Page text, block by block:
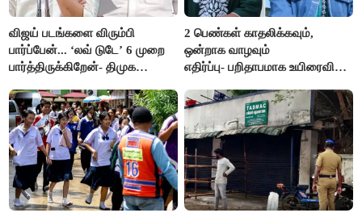
விஜய் படங்களை விரும்பி
பார்ப்பேன்... ‘லவ் டுடே’ 6 முறை
பார்த்திருக்கிறேன்- திமுக
2 பெண்கள் காதலிக்கவும்,
ஒன்றாக வாழவும்
எதிர்ப்பு- பறிதாபமாக உயிரைவிட்ட